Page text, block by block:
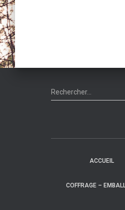
R
e
Rechercher…
ACCUEIL
COFFRAGE –